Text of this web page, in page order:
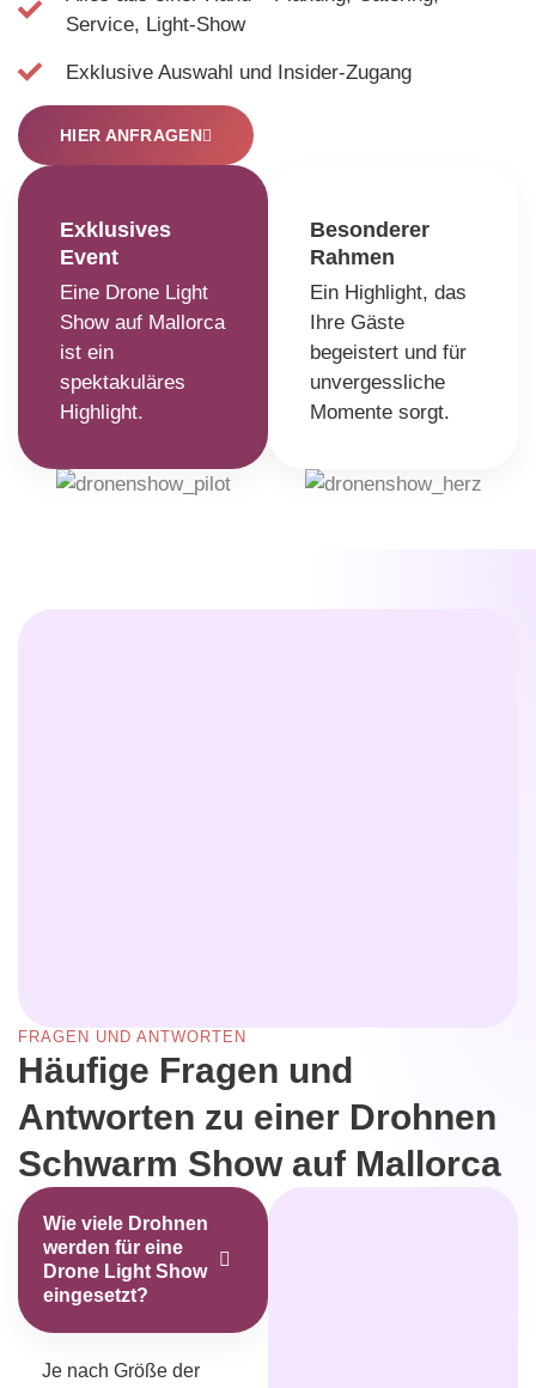
Service, Light-Show
Exklusive Auswahl und Insider-Zugang
HIER ANFRAGEN
Exklusives
Event
Eine Drone Light
Show auf Mallorca
ist ein
spektakuläres
Highlight.
Besonderer
Rahmen
Ein Highlight, das
Ihre Gäste
begeistert und für
unvergessliche
Momente sorgt.
FRAGEN UND ANTWORTEN
Häufige Fragen und
Antworten zu einer Drohnen
Schwarm Show auf Mallorca
Wie viele Drohnen
werden für eine
Drone Light Show
eingesetzt?
Je nach Größe der